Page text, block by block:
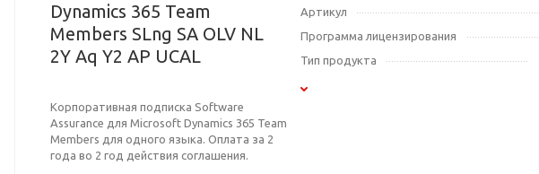
Dynamics 365 Team
Members SLng SA OLV NL
2Y Aq Y2 AP UCAL
Корпоративная подписка Software
Assurance для Microsoft Dynamics 365 Team
Members для одного языка. Оплата за 2
года во 2 год действия соглашения.
Артикул
Программа лицензирования
Тип продукта